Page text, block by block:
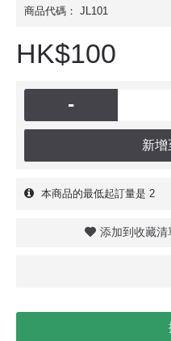
商品代碼： JL101
HK$100
-
新增
本商品的最低起訂量是 2
添加到收藏清